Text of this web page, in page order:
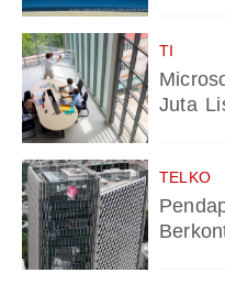
TI
Juta
TELKO